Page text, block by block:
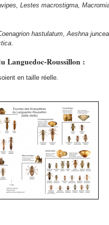
Lestes macrostigma,
hastulatum,Aeshna juncea
.
Languedoc-Roussillon :
en taille réelle.